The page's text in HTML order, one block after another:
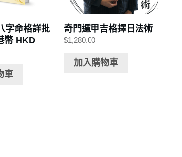
字命格詳批
幣 HKD
車
奇門遁甲吉格擇日法術
$1,280.00
加入購物車